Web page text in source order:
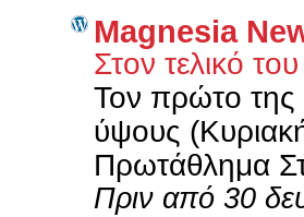
Magnesia
Στον τελικό
Τον πρώτο της
ύψους
Πρωτάθλημα
Πριν από 30